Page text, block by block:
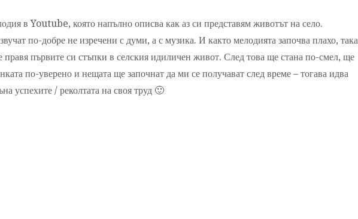
в Youtube, която напълно описва как аз си представям животът на село.
по-добре не изречени с думи, а с музика. И както мелодията започва плахо, така
правя първите си стъпки в селския идиличен живот. След това ще стана по-смел, ще
по-уверено и нещата ще започнат да ми се получават след време – тогава идва
успехите / реколтата на своя труд 🙂